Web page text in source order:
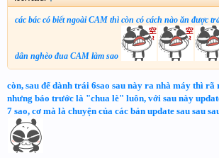
các bác có biết ngoài CAM thì còn có cách nào ăn được
dân nghèo đua CAM làm sao
còn, sau để dành trái 6sao sau này ra nhà máy thì rã
nhưng báo trước là "chua lè" luôn, với sau này
7 sao, cơ mà là chuyện của các bản update sau sau